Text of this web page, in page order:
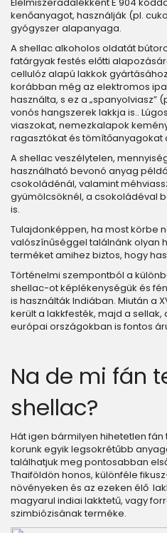
kenőanyagot, használják (pl.
gyógyszer alapanyaga.
A shellac alkoholos oldatát
fatárgyak festés előtti
cellulóz alapú lakkok
korábban még az elektromos
használta, s ez a „spanyolviasz”
vonós hangszerek lakkja is..
viaszokat, nemezkalapok
ragasztókat és tömítőanyagokat
A shellac veszélytelen,
használható bevonó anyag
csokoládénál, valamint
gyümölcsöknél, a csokoládéval
is.
Tulajdonképpen, ha most körbe
valószínűséggel találnánk olyan
terméket amihez biztos, hogy
Történelmi szempontból a
shellac-ot képlékenységük és
is használták Indiában. Miután a
került a lakkfesték, majd a
európai országokban is fontos
Na de mi fán
shellac?
Hát igen bármilyen hihetetlen
korunk egyik legsokrétűbb
találhatjuk meg pontosabban
Thaiföldön honos, különféle
növényeken és az ezeken élő
magyarul indiai lakktetű, vagy
szimbiózisának terméke.